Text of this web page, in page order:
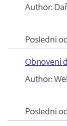
Author:
Poslední
Obnovení
Author:
Poslední